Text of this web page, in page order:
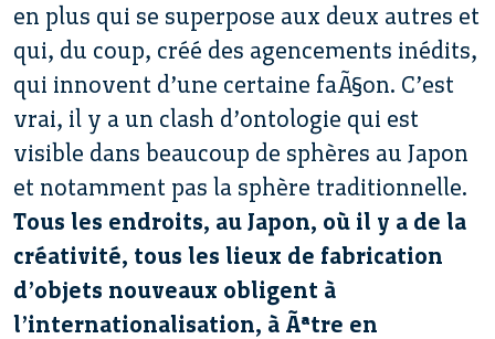
en plus qui se superpose aux deux autres et
qui, du coup, créé des agencements inédits,
qui innovent d’une certaine faÃ§on. C’est
vrai, il y a un clash d’ontologie qui est
visible dans beaucoup de sphères au Japon
et notamment pas la sphère traditionnelle.
Tous les endroits, au Japon, où il y a de la
créativité, tous les lieux de fabrication
d’objets nouveaux obligent à
l’internationalisation, à Ãªtre en